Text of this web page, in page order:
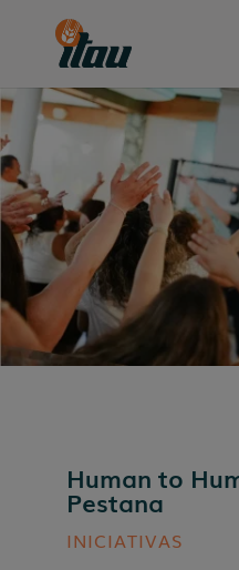
Human to
Pestana
INICIATIVAS